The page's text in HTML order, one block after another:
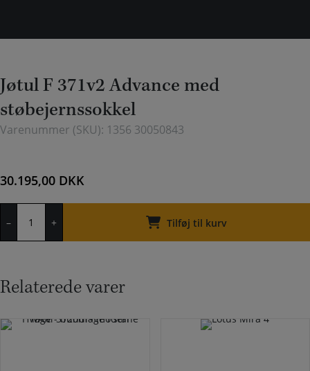
Jøtul F 371v2 Advance med
støbejernssokkel
Varenummer (SKU): 1356 30050843
30.195,00 DKK
–
antal
+ Tilføj til kurv
Relaterede varer